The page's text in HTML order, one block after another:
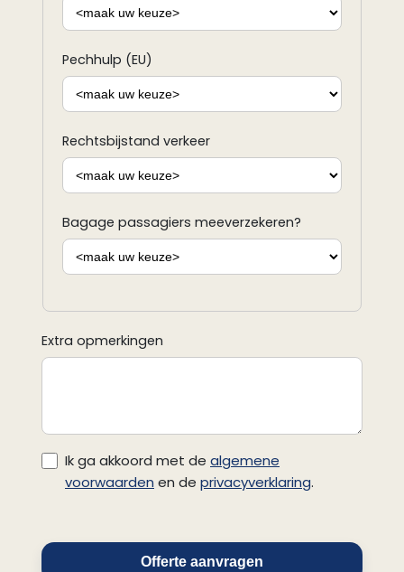
Pechhulp (EU)
Rechtsbijstand verkeer
Bagage passagiers meeverzekeren?
Extra opmerkingen
Ik ga akkoord met de algemene
voorwaarden en de privacyverklaring.
Offerte aanvragen